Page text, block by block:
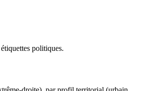
politiques.